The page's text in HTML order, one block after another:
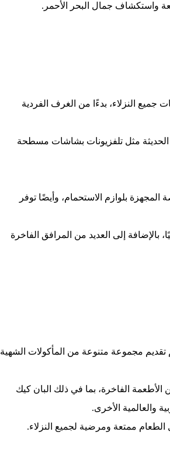
واستكشاف جمال البحر الأحمر.
النزلاء، بدءًا من الغرف الفردية
الحديثة مثل تلفزيونات بشاشات مسطحة
بلوازم الاستحمام، وأيضًا توفر
إلى العديد من المرافق الفاخرة
مجموعة متنوعة من المأكولات الشهية
الأطعمة الفاخرة، بما في ذلك البان كيك
والعالمية الأخرى.
الطعام ممتعة ومرضية لجميع النزلاء.